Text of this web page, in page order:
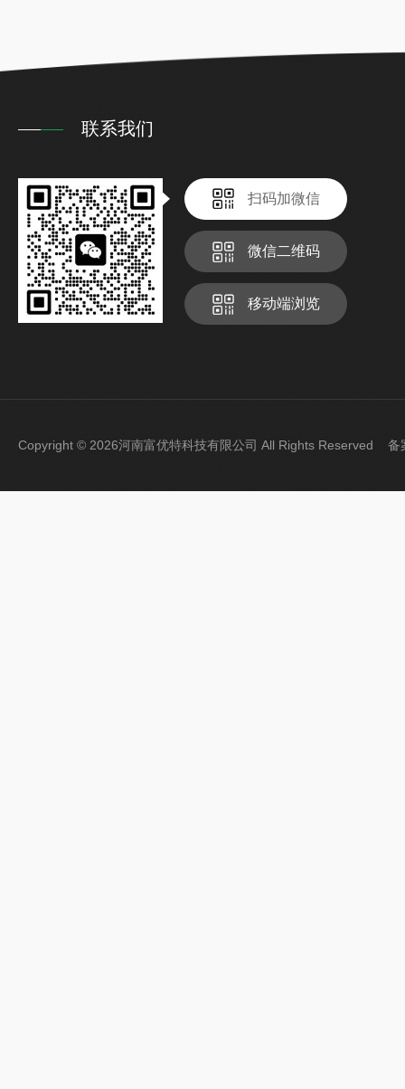
联系我们
扫码加微信
微信二维码
移动端浏览
Copyright © 2026河南富优特科技有限公司 All Rights Reserved 备